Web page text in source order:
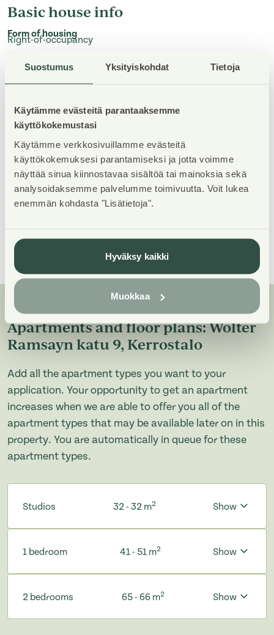
Suostumus Yksityiskohdat Tietoja
Käytämme evästeitä parantaaksemme
käyttökokemustasi
Käytämme verkkosivuillamme evästeitä
käyttökokemuksesi parantamiseksi ja jotta voimme
näyttää sinua kiinnostavaa sisältöä tai mainoksia sekä
analysoidaksemme palvelumme toimivuutta. Voit lukea
enemmän kohdasta "Lisätietoja".
Hyväksy kaikki
Muokkaa
Basic house info
Form of housing
Right-of-occupancy
Average right-of-occupancy payment / jm²
Elevators
House sauna
No
Drying room
Apartments and floor plans: Wolter
Ramsayn katu 9, Kerrostalo
Add all the apartment types you want to your
application. Your opportunity to get an apartment
increases when we are able to offer you all of the
apartment types that may be available later on in this
property. You are automatically in queue for these
apartment types.
Studios 32 - 32 m2 Show
1 bedroom 41 - 51 m2 Show
2 bedrooms 65 - 66 m2 Show